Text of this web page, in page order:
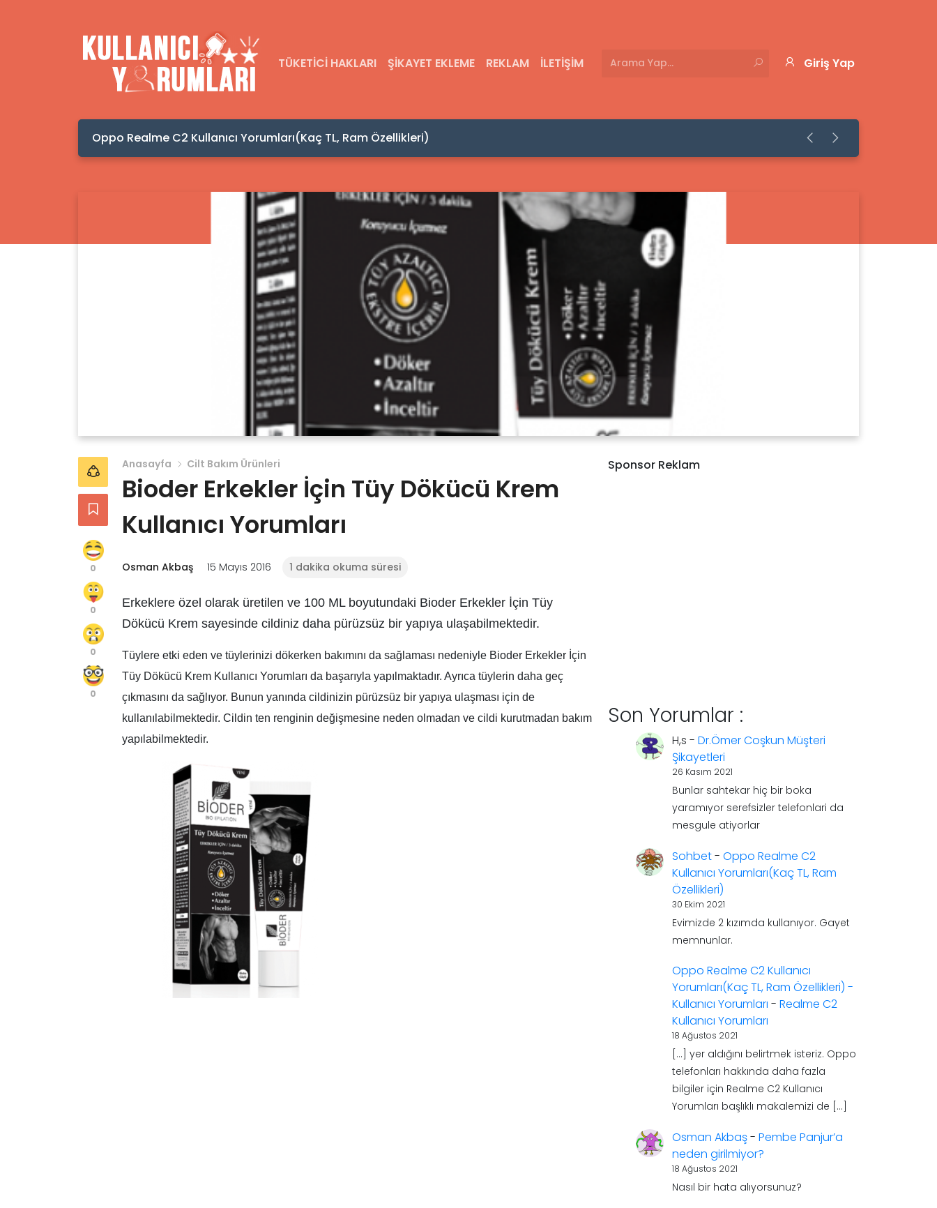
TÜKETICI HAKLARI ŞIKAYET EKLEME REKLAM İLETIŞIM Giriş Yap
Kafadan Hacamat Yaptıranların Yorumları
0
0
0
0
Anasayfa Cilt Bakım Ürünleri
Bioder Erkekler İçin Tüy Dökücü Krem
Kullanıcı Yorumları
Osman Akbaş 15 Mayıs 2016 1 dakika okuma süresi
Erkeklere özel olarak üretilen ve 100 ML boyutundaki Bioder Erkekler İçin Tüy
Dökücü Krem sayesinde cildiniz daha pürüzsüz bir yapıya ulaşabilmektedir.
Tüylere etki eden ve tüylerinizi dökerken bakımını da sağlaması nedeniyle Bioder Erkekler İçin
Tüy Dökücü Krem Kullanıcı Yorumları da başarıyla yapılmaktadır. Ayrıca tüylerin daha geç
çıkmasını da sağlıyor. Bunun yanında cildinizin pürüzsüz bir yapıya ulaşması için de
kullanılabilmektedir. Cildin ten renginin değişmesine neden olmadan ve cildi kurutmadan bakım
yapılabilmektedir.
Sponsor Reklam
Son Yorumlar :
H,s - Dr.Ömer Coşkun Müşteri
Şikayetleri
26 Kasım 2021
Bunlar sahtekar hiç bir boka
yaramıyor serefsizler telefonlari da
mesgule atiyorlar
Sohbet- Oppo Realme C2
Kullanıcı Yorumları(Kaç TL, Ram
Özellikleri)
30 Ekim 2021
Evimizde 2 kızımda kullanıyor. Gayet
memnunlar.
Oppo Realme C2 Kullanıcı
Yorumları(Kaç TL, Ram Özellikleri) -
Kullanıcı Yorumları - Realme C2
Kullanıcı Yorumları
18 Ağustos 2021
[…] yer aldığını belirtmek isteriz. Oppo
telefonları hakkında daha fazla
bilgiler için Realme C2 Kullanıcı
Yorumları başlıklı makalemizi de […]
Osman Akbaş- Pembe Panjur’a
neden girilmiyor?
18 Ağustos 2021
Nasıl bir hata alıyorsunuz?